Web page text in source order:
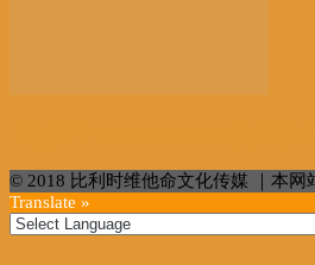
© 2018 比利时维他命文化传媒 ｜本网
Translate »